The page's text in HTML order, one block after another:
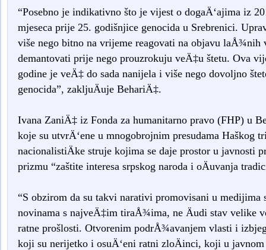
“Posebno je indikativno što je vijest o dogaÄ‘ajima iz
mjeseca prije 25. godišnjice genocida u Srebrenici.
više nego bitno na vrijeme reagovati na objavu laÅ¾nih
demantovati prije nego prouzrokuju veÄ‡u štetu. Ova
godine je veÄ‡ do sada nanijela i više nego dovoljno
genocida”, zakljuÄuje BehariÄ‡.
Ivana ZaniÄ‡ iz Fonda za humanitarno pravo (FHP) u
koje su utvrÄ‘ene u mnogobrojnim presudama Haškog
nacionalistiÄke struje kojima se daje prostor u javnosti
prizmu “zaštite interesa srpskog naroda i oÄuvanja
“S obzirom da su takvi narativi promovisani u
novinama s najveÄ‡im tiraÅ¾ima, ne Äudi stav velike
ratne prošlosti. Otvorenim podrÅ¾avanjem vlasti i
koji su nerijetko i osuÄ‘eni ratni zloÄinci, koji u